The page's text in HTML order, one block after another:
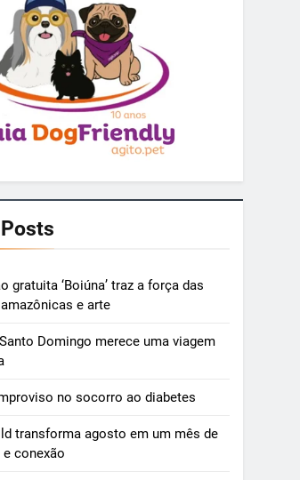
gratuita ‘Boiúna’ traz a força das
e arte
Domingo merece uma viagem
no socorro ao diabetes
transforma agosto em um mês de
conexão